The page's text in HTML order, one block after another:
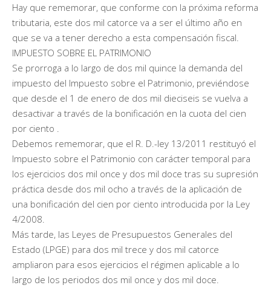
Hay que rememorar, que conforme con la próxima reforma
tributaria, este dos mil catorce va a ser el último año en
que se va a tener derecho a esta compensación fiscal.
IMPUESTO SOBRE EL PATRIMONIO
Se prorroga a lo largo de dos mil quince la demanda del
impuesto del Impuesto sobre el Patrimonio, previéndose
que desde el 1 de enero de dos mil dieciseis se vuelva a
desactivar a través de la bonificación en la cuota del cien
por ciento .
Debemos rememorar, que el R. D.-ley 13/2011 restituyó el
Impuesto sobre el Patrimonio con carácter temporal para
los ejercicios dos mil once y dos mil doce tras su supresión
práctica desde dos mil ocho a través de la aplicación de
una bonificación del cien por ciento introducida por la Ley
4/2008.
Más tarde, las Leyes de Presupuestos Generales del
Estado (LPGE) para dos mil trece y dos mil catorce
ampliaron para esos ejercicios el régimen aplicable a lo
largo de los periodos dos mil once y dos mil doce.